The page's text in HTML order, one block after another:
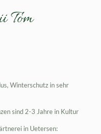
Tom
Winterschutz in sehr
sind 2-3 Jahre in Kultur
in Uetersen: